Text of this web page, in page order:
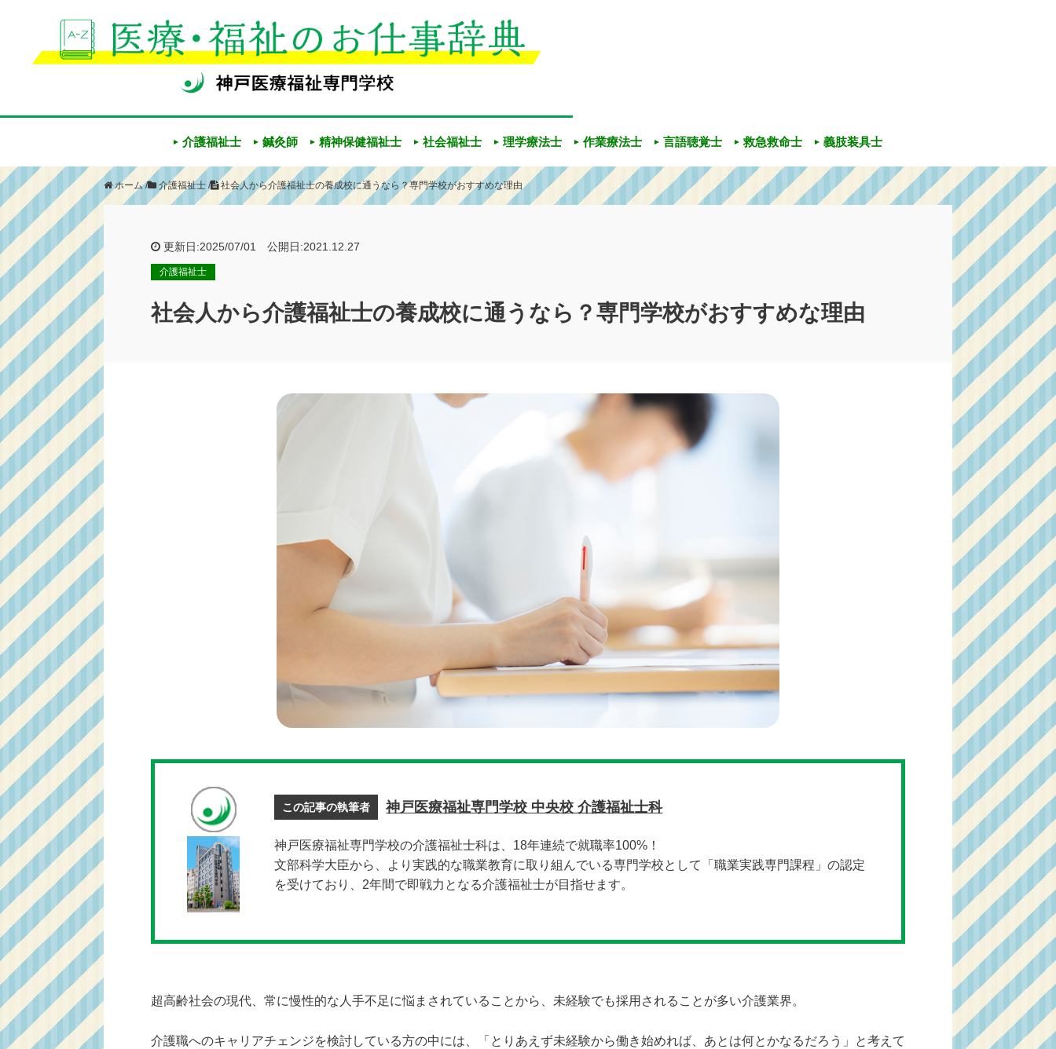
介護福祉士 鍼灸師 精神保健福祉士 社会福祉士 理学療法士 作業療法士 言語聴覚士 救急救命士 義肢装具士
ホーム/ 介護福祉士 / 社会人から介護福祉士の養成校に通うなら？専門学校がおすすめな理由
更新日:2025/07/01 公開日:2021.12.27
介護福祉士
社会人から介護福祉士の養成校に通うなら？専門学校がおすすめな理由
この記事の執筆者 神戸医療福祉専門学校 中央校 介護福祉士科
神戸医療福祉専門学校の介護福祉士科は、18年連続で就職率100%！
文部科学大臣から、より実践的な職業教育に取り組んでいる専門学校として「職業実践専門課程」の認定
を受けており、2年間で即戦力となる介護福祉士が目指せます。
超高齢社会の現代、常に慢性的な人手不足に悩まされていることから、未経験でも採用されることが多い介護業界。
介護職へのキャリアチェンジを検討している方の中には、「とりあえず未経験から働き始めれば、あとは何とかなるだろう」と考えて